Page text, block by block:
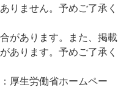
りません。予めご了承く
があります。また、掲載
あります。予めご了承く
厚生労働省ホームペー